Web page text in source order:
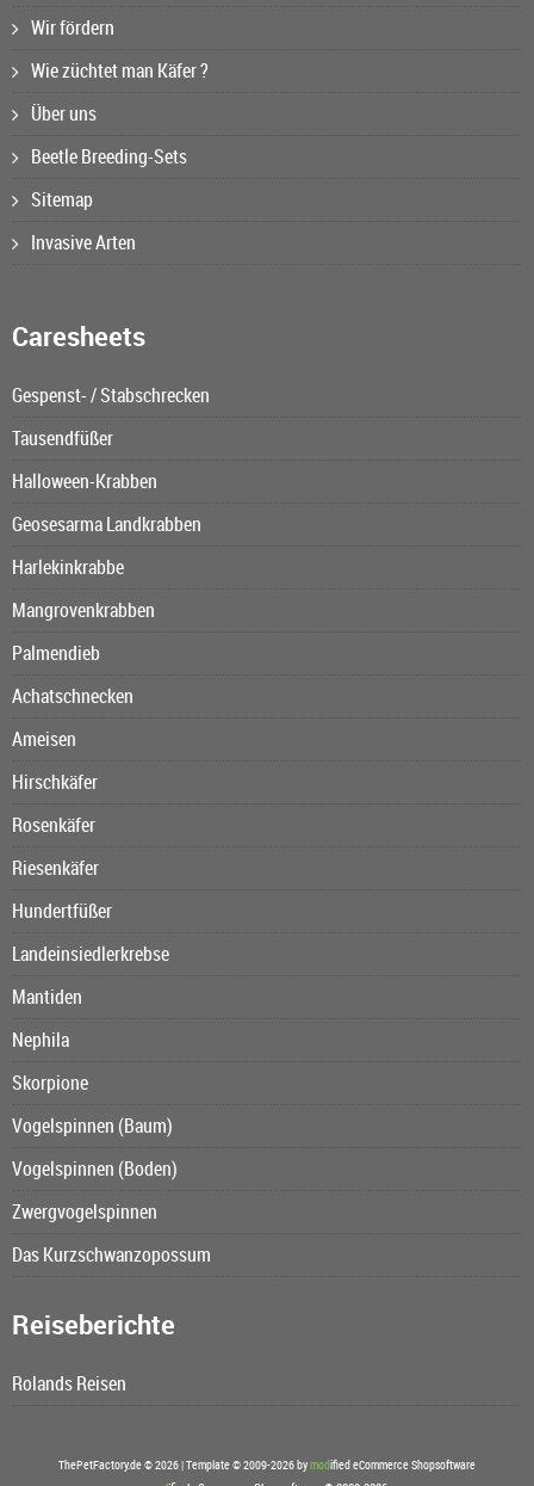
Wir fördern
Wie züchtet man Käfer ?
Über uns
Beetle Breeding-Sets
Sitemap
Invasive Arten
Caresheets
Gespenst- / Stabschrecken
Tausendfüßer
Halloween-Krabben
Geosesarma Landkrabben
Harlekinkrabbe
Mangrovenkrabben
Palmendieb
Achatschnecken
Ameisen
Hirschkäfer
Rosenkäfer
Riesenkäfer
Hundertfüßer
Landeinsiedlerkrebse
Mantiden
Nephila
Skorpione
Vogelspinnen (Baum)
Vogelspinnen (Boden)
Zwergvogelspinnen
Das Kurzschwanzopossum
Reiseberichte
Rolands Reisen
ThePetFactory.de © 2026 | Template © 2009-2026 bymodified eCommerce Shopsoftware